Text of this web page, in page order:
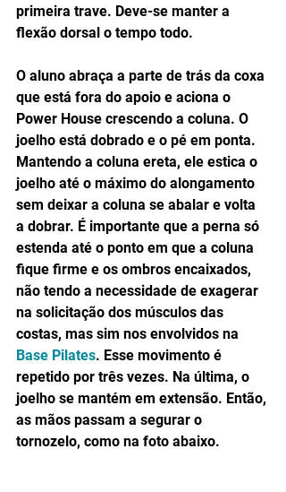
primeira trave. Deve-se manter a
flexão dorsal o tempo todo.
O aluno abraça a parte de trás da coxa
que está fora do apoio e aciona o
Power House crescendo a coluna. O
joelho está dobrado e o pé em ponta.
Mantendo a coluna ereta, ele estica o
joelho até o máximo do alongamento
sem deixar a coluna se abalar e volta
a dobrar. É importante que a perna só
estenda até o ponto em que a coluna
fique firme e os ombros encaixados,
não tendo a necessidade de exagerar
na solicitação dos músculos das
costas, mas sim nos envolvidos na
Base Pilates. Esse movimento é
repetido por três vezes. Na última, o
joelho se mantém em extensão. Então,
as mãos passam a segurar o
tornozelo, como na foto abaixo.